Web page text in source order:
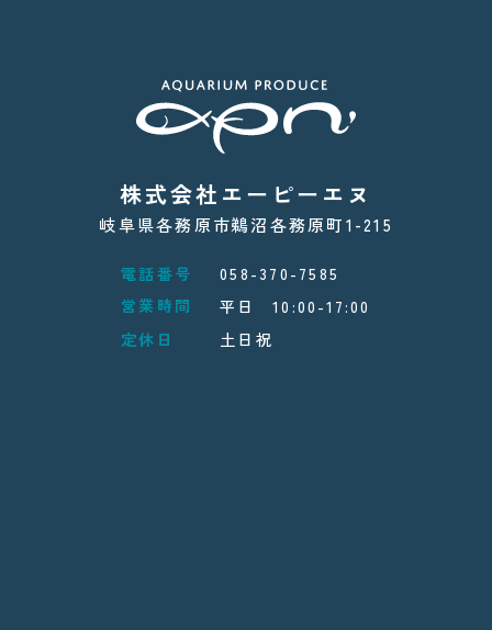
株式会社エーピーエヌ
岐阜県各務原市鵜沼各務原町1-215
電話番号
058-370-7585
営業時間
平日 10:00-17:00
定休日
土日祝